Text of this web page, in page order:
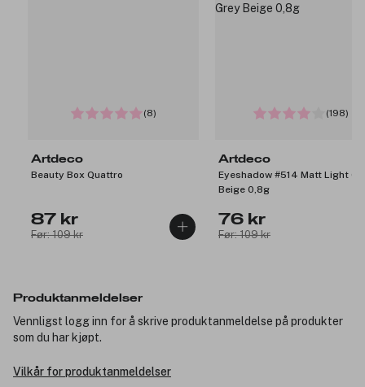
(8)
Artdeco
Beauty Box Quattro
87 kr
Før: 109 kr
(198)
Artdeco
Eyeshadow #514 Matt Light
Beige 0,8g
76 kr
Før: 109 kr
Produktanmeldelser
Vennligst logg inn for å skrive produktanmeldelse på produkter
som du har kjøpt.
Vilkår for produktanmeldelser